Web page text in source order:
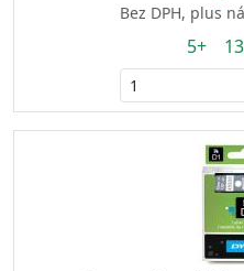
Bez DPH, plus
5+